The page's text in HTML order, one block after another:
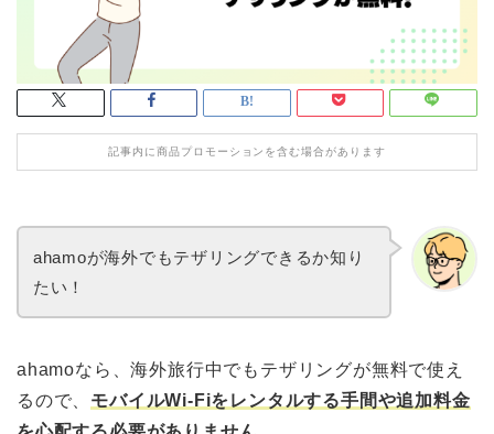
記事内に商品プロモーションを含む場合があります
ahamoが海外でもテザリングできるか知り
たい！
ahamoなら、海外旅行中でもテザリングが無料で使え
るので、 モバイルWi-Fiをレンタルする手間や追加料金